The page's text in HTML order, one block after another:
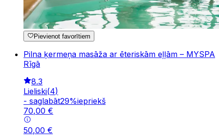
Pievienot favorītiem
Pilna ķermeņa masāža ar ēteriskām eļļām – MYSPA
Rīgā
8.3
Lieliski(4)
- saglabāt29%iepriekš
70,00 €
50,00 €